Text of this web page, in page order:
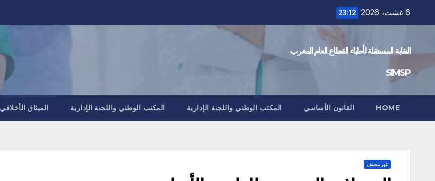
6 غشت، 2026 23:12
النقابة المستقلة لأطباء القطاع العام المغرب
SIMSP
HOME القانون الأساسي المكتب الوطني واللجنة الإدارية المكتب الوطني واللجنة الإدارية الميثاق الأخلاقي
غير مصنف